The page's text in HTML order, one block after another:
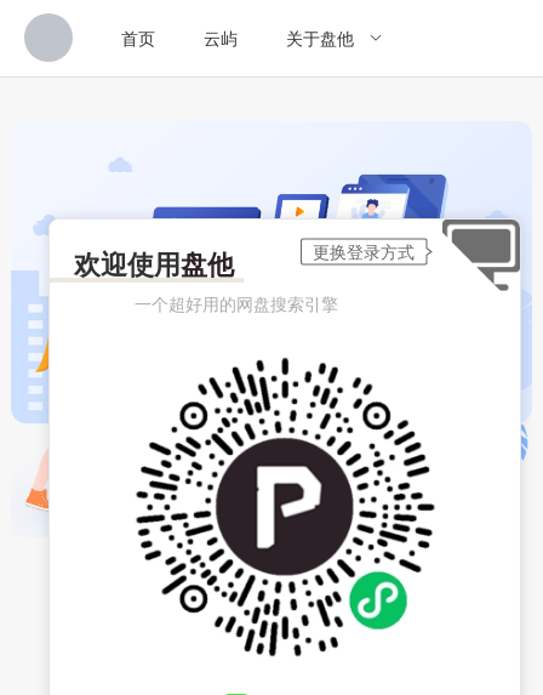
首页 云屿 关于盘他
欢迎使用盘他
一个超好用的网盘搜索引擎